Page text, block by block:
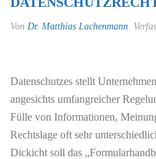
Von Dr. Matthias Lachenmann
Datenschutzes stellt
angesichts umfangreicher
Fülle von Informationen,
Rechtslage oft sehr
Dickicht soll das